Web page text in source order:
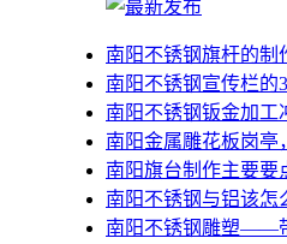
南阳不锈钢旗杆的制
南阳不锈钢宣传栏的
南阳不锈钢钣金加工
南阳金属雕花板岗亭
南阳旗台制作主要要
南阳不锈钢与铝该怎
南阳不锈钢雕塑——